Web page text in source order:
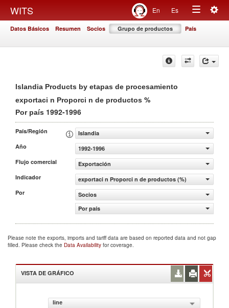
WITS En Es
Toggle
Datos Básicos Resumen Socios Grupo de productos País
Islandia Products by etapas de procesamiento
exportaci n Proporci n de productos %
Por país 1992-1996
País/Región
Islandia
Año
1992-1996
Flujo comercial
Exportación
Indicador
exportaci n Proporci n de productos (%)
Por
Socios
Por país
Please note the exports, imports and tariff data are based on reported data and not gap
filled. Please check the Data Availability for coverage.
VISTA DE GRÁFICO
line